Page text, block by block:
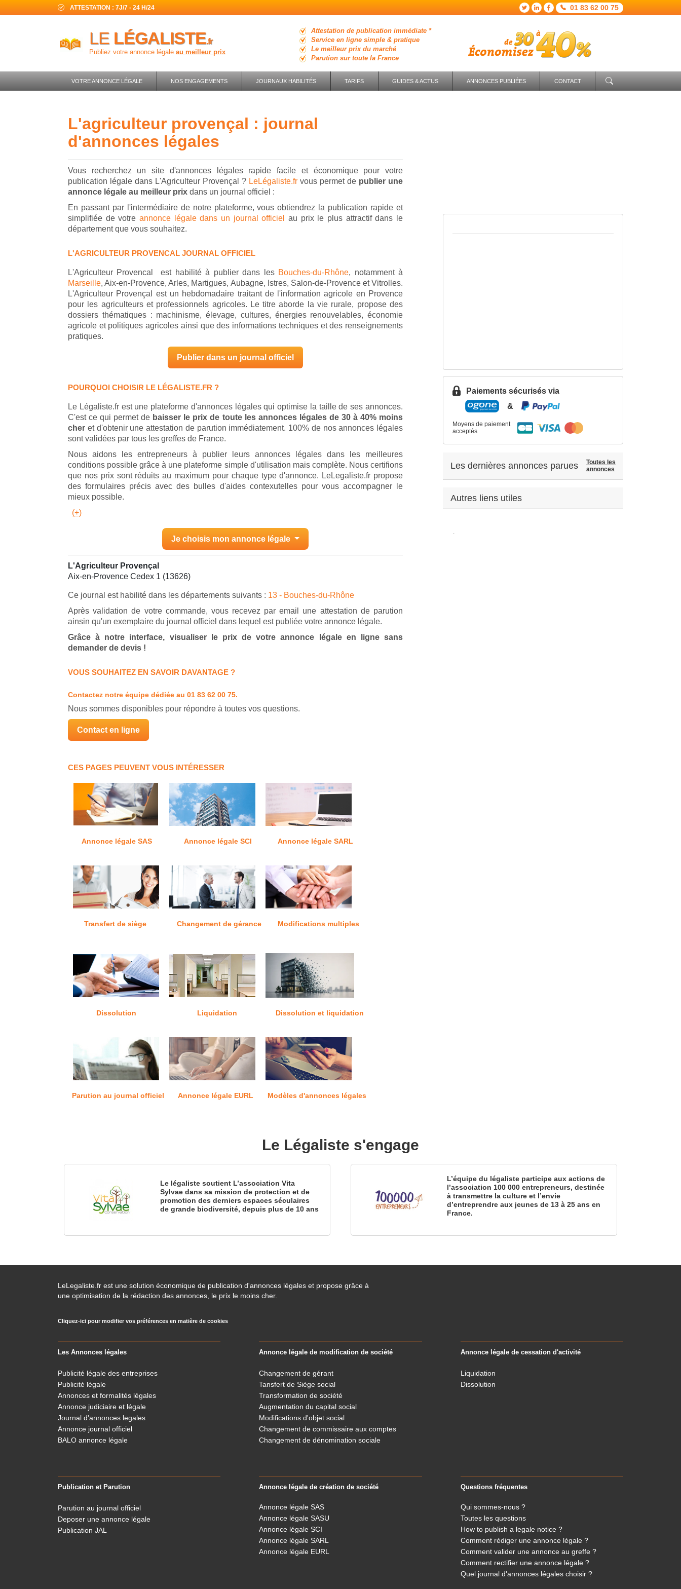
ATTESTATION : 7J/7 - 24 H/24 01 83 62 00 75
LE LÉGALISTE.fr
Publiez votre annonce légale au meilleur prix
Attestation de publication immédiate *
Service en ligne simple & pratique
Le meilleur prix du marché
Parution sur toute la France
VOTRE ANNONCE LÉGALE NOS ENGAGEMENTS JOURNAUX HABILITÉS TARIFS GUIDES & ACTUS ANNONCES PUBLIÉES CONTACT
l'agriculteur provençal : journal
d'annonces légales
Vous recherchez un site d'annonces légales rapide facile et économique pour votre
publication légale dans L'Agriculteur Provençal ? LeLégaliste.fr vous permet de publier une
annonce légale au meilleur prix dans un journal officiel :
En passant par l'intermédiaire de notre plateforme, vous obtiendrez la publication rapide et
simplifiée de votre annonce légale dans un journal officiel
au prix le plus attractif dans le
département que vous souhaitez.
L'AGRICULTEUR PROVENCAL JOURNAL OFFICIEL
L'Agriculteur Provencal est habilité à publier dans les Bouches-du-Rhône, notamment à
Marseille, Aix-en-Provence, Arles, Martigues, Aubagne, Istres, Salon-de-Provence et Vitrolles.
L'Agriculteur Provençal est un hebdomadaire traitant de l'information agricole en Provence
pour les agriculteurs et professionnels agricoles. Le titre aborde la vie rurale, propose des
dossiers thématiques : machinisme, élevage, cultures, énergies renouvelables, économie
agricole et politiques agricoles ainsi que des informations techniques et des renseignements
pratiques.
Publier dans un journal officiel
POURQUOI CHOISIR LE LÉGALISTE.FR ?
Le Légaliste.fr est une plateforme d'annonces légales qui optimise la taille de ses annonces.
C'est ce qui permet de baisser le prix de toute les annonces légales de 30 à 40% moins
cher et d'obtenir une attestation de parution immédiatement. 100% de nos annonces légales
sont validées par tous les greffes de France.
Nous aidons les entrepreneurs à publier leurs annonces légales dans les meilleures
conditions possible grâce à une plateforme simple d'utilisation mais complète. Nous certifions
que nos prix sont réduits au maximum pour chaque type d'annonce. LeLegaliste.fr propose
des formulaires précis avec des bulles d'aides contexutelles pour vous accompagner le
mieux possible.
(+)
Je choisis mon annonce légale
L'Agriculteur Provençal
Aix-en-Provence Cedex 1 (13626)
Ce journal est habilité dans les départements suivants : 13 - Bouches-du-Rhône
Après validation de votre commande, vous recevez par email une attestation de parution
ainsin qu'un exemplaire du journal officiel dans lequel est publiée votre annonce légale.
Grâce à notre interface, visualiser le prix de votre annonce légale en ligne sans
demander de devis !
VOUS SOUHAITEZ EN SAVOIR DAVANTAGE ?
Contactez notre équipe dédiée au 01 83 62 00 75.
Nous sommes disponibles pour répondre à toutes vos questions.
Contact en ligne
CES PAGES PEUVENT VOUS INTÉRESSER
Annonce légale SAS Annonce légale SCI Annonce légale SARL
Transfert de siège Changement de gérance Modifications multiples
Dissolution Liquidation Dissolution et liquidation
Parution au journal officiel Annonce légale EURL Modèles d'annonces légales
Paiements sécurisés via
&
Moyens de paiement
acceptés
Les dernières annonces parues
Toutes les
annonces
Autres liens utiles
.
Le Légaliste s'engage
Le légaliste soutient L’association Vita
Sylvae dans sa mission de protection et de
promotion des derniers espaces séculaires
de grande biodiversité, depuis plus de 10 ans
L’équipe du légaliste participe aux actions de
l’association 100 000 entrepreneurs, destinée
à transmettre la culture et l’envie
d’entreprendre aux jeunes de 13 à 25 ans en
France.
LeLegaliste.fr est une solution économique de publication d'annonces légales et propose grâce à
une optimisation de la rédaction des annonces, le prix le moins cher.
Cliquez-ici pour modifier vos préférences en matière de cookies
Les Annonces légales
Publicité légale des entreprises
Publicité légale
Annonces et formalités légales
Annonce judiciaire et légale
Journal d'annonces legales
Annonce journal officiel
BALO annonce légale
Annonce légale de modification de société
Changement de gérant
Tansfert de Siège social
Transformation de société
Augmentation du capital social
Modifications d'objet social
Changement de commissaire aux comptes
Changement de dénomination sociale
Annonce légale de cessation d'activité
Liquidation
Dissolution
Publication et Parution
Parution au journal officiel
Deposer une annonce légale
Publication JAL
Annonce légale de création de société
Annonce légale SAS
Annonce légale SASU
Annonce légale SCI
Annonce légale SARL
Annonce légale EURL
Questions fréquentes
Qui sommes-nous ?
Toutes les questions
How to publish a legale notice ?
Comment rédiger une annonce légale ?
Comment valider une annonce au greffe ?
Comment rectifier une annonce légale ?
Quel journal d'annonces légales choisir ?